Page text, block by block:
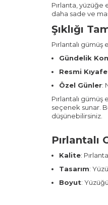
Pırlanta, yüzüğe
daha sade ve
Şıklığı
Pırlantalı
Gündelik
Resmi
Özel Günler:
Pırlantalı
seçenek sunar.
düşünebilirsiniz.
Pırlantalı
Kalite:
Tasarım:
Boyut: